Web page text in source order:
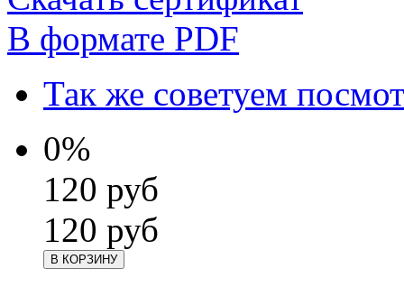
В формате PDF
Так же советуем
0%
120 руб
120 руб
В КОРЗИНУ